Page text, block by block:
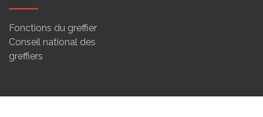
Fonctions du greffier
Conseil national des
greffiers